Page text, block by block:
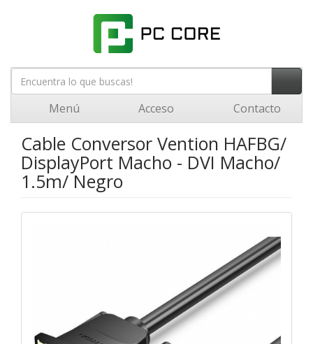
Menú Acceso Contacto
Cable Conversor Vention HAFBG/
DisplayPort Macho - DVI Macho/
1.5m/ Negro